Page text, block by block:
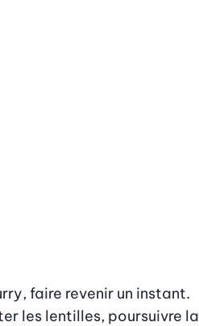
faire revenir un instant.
les lentilles, poursuivre la